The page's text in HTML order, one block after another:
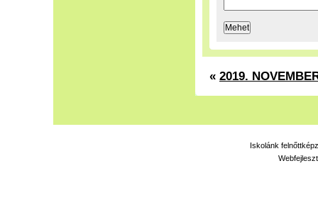
« 2019.
Iskolánk